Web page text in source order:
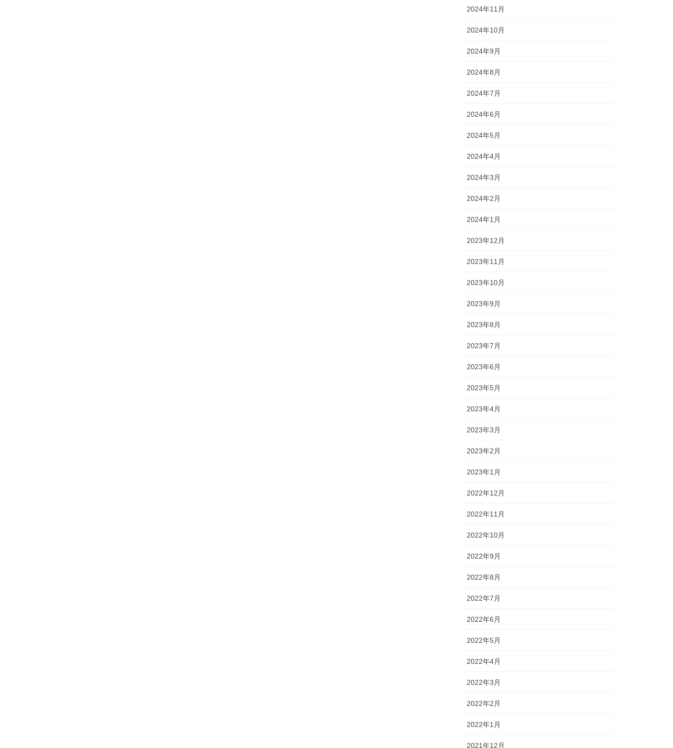
2024年11月
2024年10月
2024年9月
2024年8月
2024年7月
2024年6月
2024年5月
2024年4月
2024年3月
2024年2月
2024年1月
2023年12月
2023年11月
2023年10月
2023年9月
2023年8月
2023年7月
2023年6月
2023年5月
2023年4月
2023年3月
2023年2月
2023年1月
2022年12月
2022年11月
2022年10月
2022年9月
2022年8月
2022年7月
2022年6月
2022年5月
2022年4月
2022年3月
2022年2月
2022年1月
2021年12月